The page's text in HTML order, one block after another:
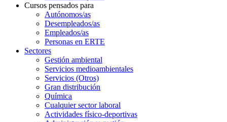
Cursos pensados para
Autónomos/as
Desempleados/as
Empleados/as
Personas en ERTE
Sectores
Gestión ambiental
Servicios medioambientales
Servicios (Otros)
Gran distribución
Química
Cualquier sector laboral
Actividades físico-deportivas